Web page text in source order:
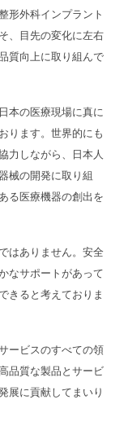
形外科インプラント
、目先の変化に左右
質向上に取り組んで
本の医療現場に真に
ります。世界的にも
力しながら、日本人
械の開発に取り組
る医療機器の創出を
はありません。安全
なサポートがあって
きると考えておりま
ービスのすべての領
品質な製品とサービ
展に貢献してまいり